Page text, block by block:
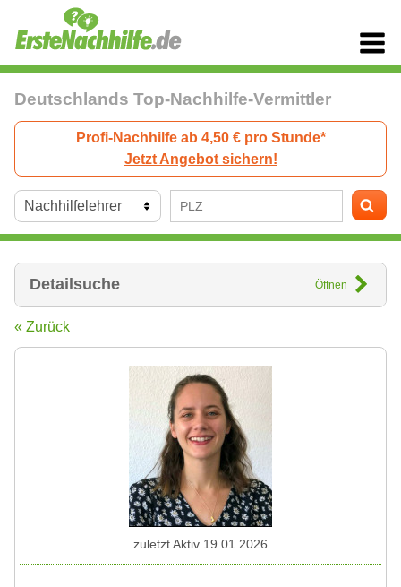
Deutschlands Top-Nachhilfe-Vermittler
Profi-Nachhilfe ab 4,50 € pro Stunde*
Jetzt Angebot sichern!
Detailsuche Öffnen
« Zurück
zuletzt Aktiv 19.01.2026